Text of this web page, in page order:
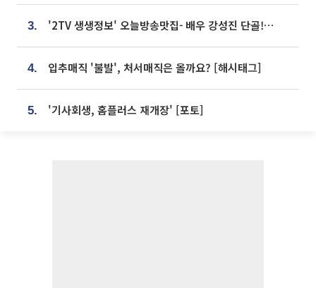
3. '2TV 생생정보' 오늘방송맛집- 배우 강성진 단골! 쌀국수ㆍ푸팟퐁 커리 맛집 '블○○○'
4. 입추매직 '불발', 처서매직은 올까요? [해시태그]
5. '기사회생, 홈플러스 재개장' [포토]